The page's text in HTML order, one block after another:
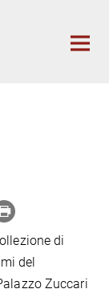
di
del
Zuccari